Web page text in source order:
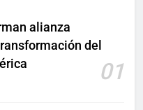
alianza
del
01